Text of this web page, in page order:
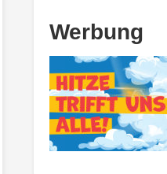
Werbung